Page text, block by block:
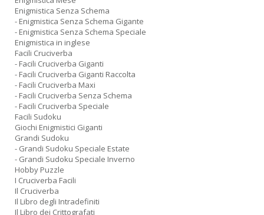
Enigmistica Senza Schema
- Enigmistica Senza Schema Gigante
- Enigmistica Senza Schema Speciale
Enigmistica in inglese
Facili Cruciverba
- Facili Cruciverba Giganti
- Facili Cruciverba Giganti Raccolta
- Facili Cruciverba Maxi
- Facili Cruciverba Senza Schema
- Facili Cruciverba Speciale
Facili Sudoku
Giochi Enigmistici Giganti
Grandi Sudoku
- Grandi Sudoku Speciale Estate
- Grandi Sudoku Speciale Inverno
Hobby Puzzle
I Cruciverba Facili
Il Cruciverba
Il Libro degli Intradefiniti
Il Libro dei Crittografati